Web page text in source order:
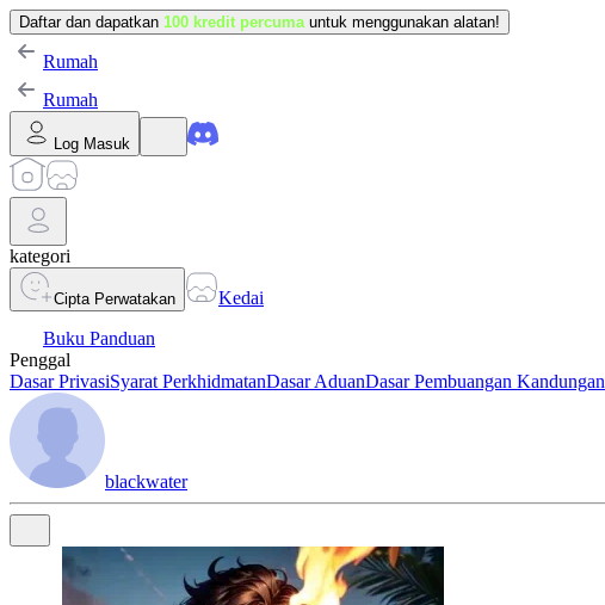
Daftar dan dapatkan 100 kredit percuma untuk menggunakan alatan!
Rumah
Rumah
Log Masuk
kategori
Cipta Perwatakan
Kedai
Buku Panduan
Penggal
Dasar PrivasiSyarat PerkhidmatanDasar AduanDasar Pembuangan Kandungan
blackwater